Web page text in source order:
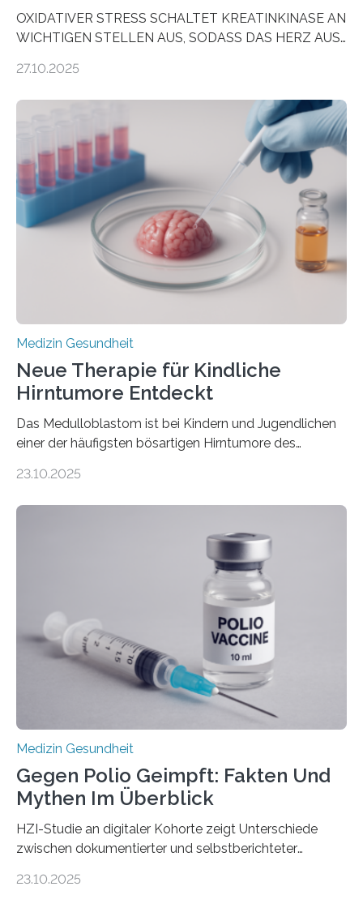
OXIDATIVER STRESS SCHALTET KREATINKINASE AN
WICHTIGEN STELLEN AUS, SODASS DAS HERZ AUS
aus dem Deutschen Zentrum für Herzinsuffizienz
im Journal Circulation, warum der Energietransport bei
der Hypertrophen Kardiomyopathie (HCM) versagen
kann und wie sich durch eine Verringerung der
Herzbelastung und des oxidativen Stresses
Rhythmusstörungen reduzieren lassen. Würzburg. Die
hypertrophe Kardiomyopathie (HCM) ist die häufigste
erblich bedingte Herzerkrankung. Sie führt dazu, dass
sich die linke Herzkammer verdickt, der Herzmuskel zu
stark kontrahiert…
27.10.2025
Medizin Gesundheit
Neue Therapie für Kindliche
Hirntumore Entdeckt
Das Medulloblastom ist bei Kindern und Jugendlichen
einer der häufigsten bösartigen Hirntumore des
Betroffenen können mit heutigen Methoden geheilt
Dringend benötigt werden zielgerichtete Therapien, die
nur Tumorschwachstellen angreifen und normales
Gewebe verschonen. Forschende um Daniel Merk vom
Hertie-Institut für klinische Hirnforschung am
Universitätsklinikum Tübingen haben eine solche
Schwachstelle im Erbgut einer Untergruppe des
Medulloblastoms gefunden. Die Wilhelm Sander-
Stiftung unterstützte das Projekt…
23.10.2025
Medizin Gesundheit
Gegen Polio Geimpft: Fakten Und
Mythen Im Überblick
HZI-Studie an digitaler Kohorte zeigt Unterschiede
zwischen dokumentierter und selbstberichteter
Kinderlähmung, ist eine ansteckende Krankheit, die
23.10.2025